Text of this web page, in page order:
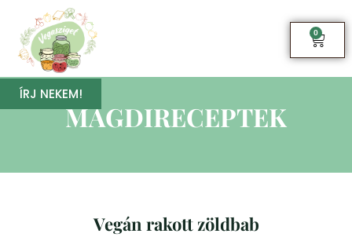
0
ÍRJ NEKEM!
MAGDIRECEPTEK
Vegán rakott zöldbab